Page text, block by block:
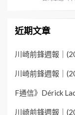
近期文章
川崎前鋒週報｜
川崎前鋒週報｜
F通信》Dérick
川崎前鋒週報｜